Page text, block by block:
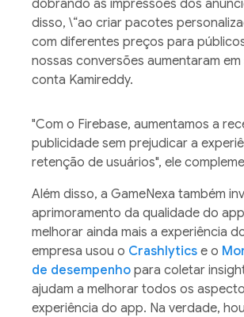
dobrando as impressões dos
disso, \“ao criar pacotes
com diferentes preços para
nossas conversões aumentaram em
conta Kamireddy.
"Com o Firebase, aumentamos a
publicidade sem prejudicar a
retenção de usuários", ele
Além disso, a GameNexa também
aprimoramento da qualidade do
melhorar ainda mais a experiência
empresa usou o Crashlytics e o
de desempenho para coletar
ajudam a melhorar todos os
experiência do app. Na verdade,